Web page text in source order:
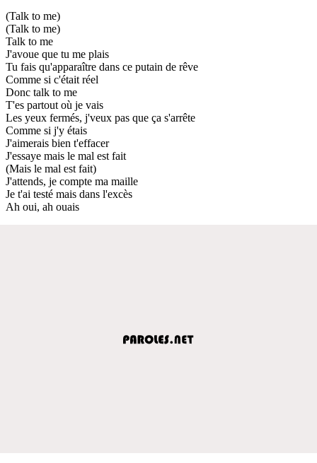
(Talk to me)
(Talk to me)
Talk to me
J'avoue que tu me plais
Tu fais qu'apparaître dans ce putain de rêve
Comme si c'était réel
Donc talk to me
T'es partout où je vais
Les yeux fermés, j'veux pas que ça s'arrête
Comme si j'y étais
J'aimerais bien t'effacer
J'essaye mais le mal est fait
(Mais le mal est fait)
J'attends, je compte ma maille
Je t'ai testé mais dans l'excès
Ah oui, ah ouais